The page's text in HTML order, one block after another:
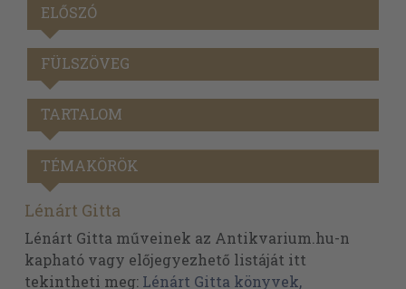
ELŐSZÓ
FÜLSZÖVEG
TARTALOM
TÉMAKÖRÖK
Lénárt Gitta
Lénárt Gitta műveinek az Antikvarium.hu-n
kapható vagy előjegyezhető listáját itt
tekintheti meg: Lénárt Gitta könyvek,